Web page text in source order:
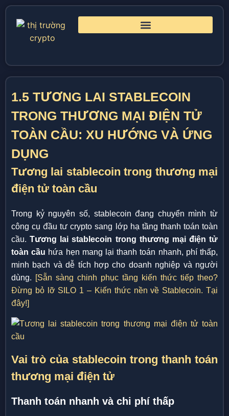
1.5 TƯƠNG LAI STABLECOIN
TRONG THƯƠNG MẠI ĐIỆN TỬ
TOÀN CẦU: XU HƯỚNG VÀ ỨNG
DỤNG
Tương lai stablecoin trong thương mại
điện tử toàn cầu
Trong kỷ nguyên số, stablecoin đang chuyển mình từ
công cụ đầu tư crypto sang lớp hạ tầng thanh toán toàn
cầu.Tương lai stablecoin trong thương mại điện tử
toàn cầu hứa hẹn mang lại thanh toán nhanh, phí thấp,
minh bạch và dễ tích hợp cho doanh nghiệp và người
dùng. [Sẵn sàng chinh phục tầng kiến thức tiếp theo?
Đừng bỏ lỡ SILO 1 – Kiến thức nền về Stablecoin. Tại
đây!]
Vai trò của stablecoin trong thanh toán
thương mại điện tử
Thanh toán nhanh và chi phí thấp